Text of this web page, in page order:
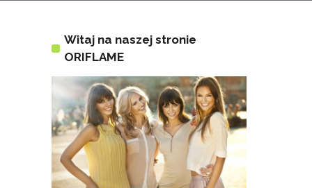
Witaj na naszej stronie
ORIFLAME